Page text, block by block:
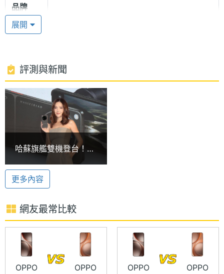
聯發科天璣 9500s
OPPO Find X9s 搭載聯發科天璣 9500s 處理器，運
支援 5G + 5G 雙卡雙待、Wi-Fi 7、藍牙 6.1、NFC、
USB OTG 與紅外線遙控。續航方面，內建 7,025mAh
大容量電池，支援 80W SUPERVOOC 有線快充。
哈蘇主相機系統
OPPO Find X9s 採用 5,000 萬畫素的哈蘇主相機系
統，後置 5,000 萬畫素主鏡頭 + 5,000 萬畫素超廣角
鏡頭 + 5,000 萬畫素長焦鏡頭，其中主鏡頭改為
1/1.56 吋感光元件，搭配 F1.8 光圈與 24mm 焦距設
定，並與長焦鏡頭同步導入雙軸 OIS 光學防手震，提
升拍攝穩定性；支援 4K 60fps Dolby Vision 杜比視
界功能。
品牌
處理器
處理器
核心數
8
圖形處
Immortalis-G925
憶體
12 GB
ROM儲
存空間
儲存空
間格式
UFS4.1
電池容
量
7025 mAh
展開
評測與新聞
哈蘇旗艦雙機登台！
OPPO Find X9 Ultra與
X9s台灣價格與上市優
惠一次看
更多內容
網友最常比較
OPPO
OPPO
OPPO
OPPO